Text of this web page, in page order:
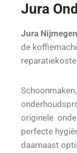
Jura
Jura Nijmegen
de
originele
perfecte
daarnaast